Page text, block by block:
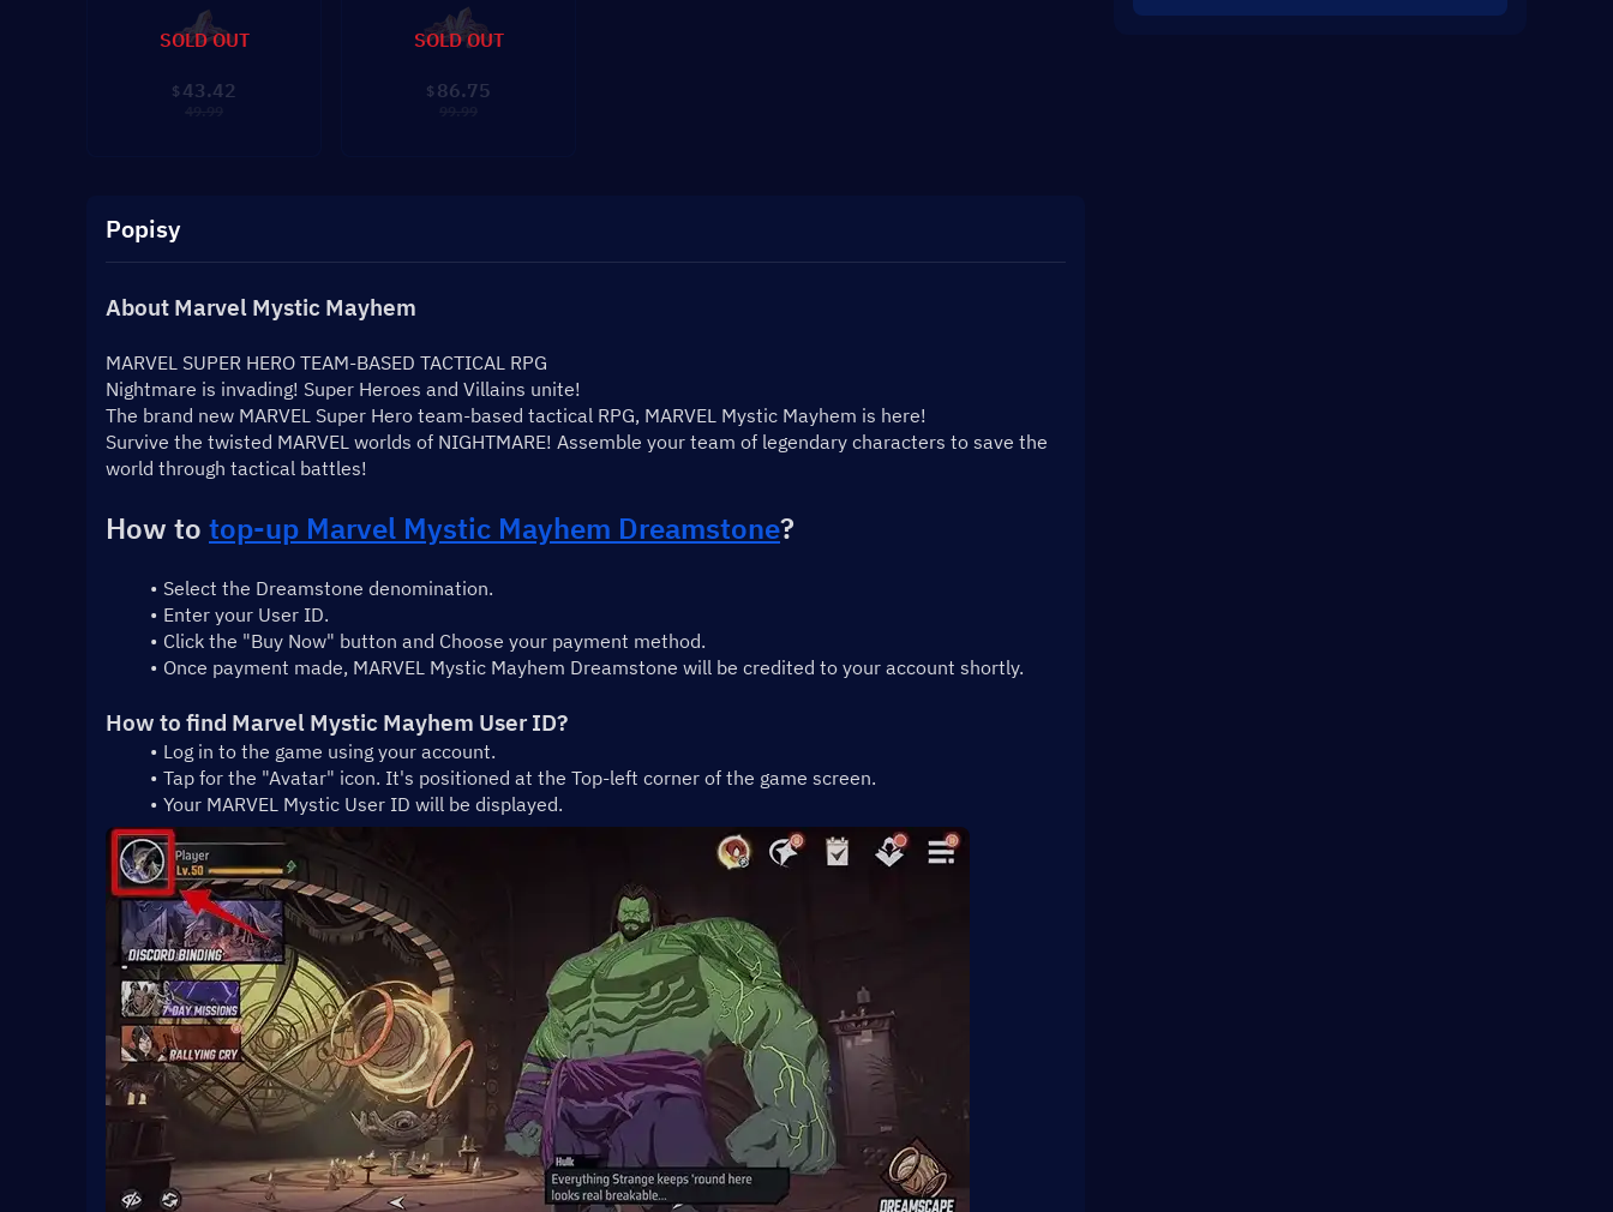
$ 43.42
SOLD OUT
$ 86.75
SOLD OUT
Popisy
About Marvel Mystic Mayhem
MARVEL SUPER HERO TEAM-BASED TACTICAL RPG
Nightmare is invading! Super Heroes and Villains unite!
The brand new MARVEL Super Hero team-based tactical RPG, MARVEL Mystic Mayhem is here!
Survive the twisted MARVEL worlds of NIGHTMARE! Assemble your team of legendary characters to save the
world through tactical battles!
How to top-up Marvel Mystic Mayhem Dreamstone?
Select the Dreamstone denomination.
Enter your User ID.
Click the "Buy Now" button and Choose your payment method.
Once payment made, MARVEL Mystic Mayhem Dreamstone will be credited to your account shortly.
How to find Marvel Mystic Mayhem User ID?
Log in to the game using your account.
Tap for the "Avatar" icon. It's positioned at the Top-left corner of the game screen.
Your MARVEL Mystic User ID will be displayed.